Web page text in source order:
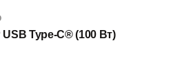
Type-C® (100 Вт)